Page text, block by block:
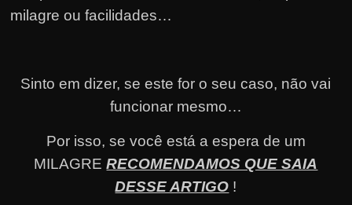
milagre ou facilidades…
Sinto em dizer, se este for o seu caso, não vai
funcionar mesmo…
Por isso, se você está a espera de um
MILAGRERECOMENDAMOS QUE SAIA
DESSE ARTIGO !